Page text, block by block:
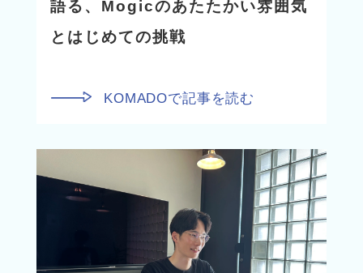
語る、Mogicのあたたかい雰囲気
とはじめての挑戦
KOMADOで記事を読む